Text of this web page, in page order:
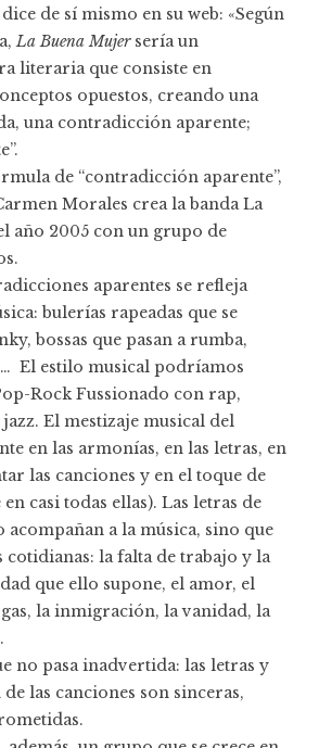
de sí mismo en su web: «Según
La Buena Mujersería un
literaria que consiste en
opuestos, creando una
una contradicción aparente;
de “contradicción aparente”,
Morales crea la banda La
año 2005 con un grupo de
aparentes se refleja
bulerías rapeadas que se
bossas que pasan a rumba,
El estilo musical podríamos
Rock Fussionado con rap,
El mestizaje musical del
en las armonías, en las letras, en
las canciones y en el toque de
casi todas ellas). Las letras de
acompañan a la música, sino que
cotidianas: la falta de trabajo y la
que ello supone, el amor, el
la inmigración, la vanidad, la
no pasa inadvertida: las letras y
las canciones son sinceras,